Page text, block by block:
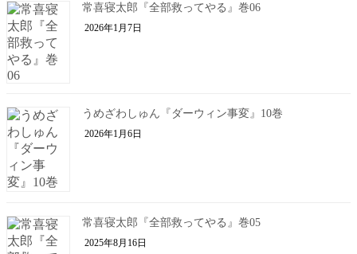
常喜寝太郎『全部救ってやる』巻06
2026年1月7日
うめざわしゅん『ダーウィン事変』10巻
2026年1月6日
常喜寝太郎『全部救ってやる』巻05
2025年8月16日